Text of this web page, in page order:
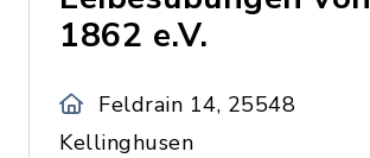
1862 e.V.
Feldrain 14, 25548
Kellinghusen